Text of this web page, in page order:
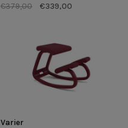
€379,00 €339,00
Varier